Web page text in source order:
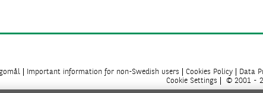
Important information for non-Swedish users Cookies Policy
Data
Cookie Settings
© 2001 -